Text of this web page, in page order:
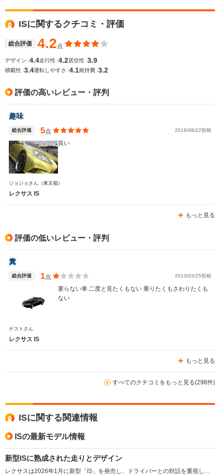
ISに関するクチコミ・評価
総合評価 4.2 点
デザイン :4.4走行性 :4.2居住性 :3.9
積載性 :3.4運転しやすさ :4.1維持費 :3.2
評価の高いレビュー・評判
趣味
総合評価 5点 2019/08/22投稿
良い
ジョジョさん （東京都）
レクサス IS
もっと見る
評価の低いレビュー・評判
糞
総合評価 1点 2013/03/25投稿
要らない車 二度と見たくもない 乗りたくもさわりたくも
ない
ゲストさん
レクサス IS
もっと見る
すべてのクチコミをもっと見る(298件)
ISに関する関連情報
ISの最新モデル情報
新型ISに熟成された走りとデザイン
レクサスは2026年1月に新型「IS」を発売し、ドライバーとの対話を重視した気持ちの良い走行性能を追求した。新型では、電動パワーステアリングが刷新され、よりリニアな操舵フィールが実現された。エクステリアデザインは低重心でワイドなスタンスを強調し、力強い印象を与える新たなフロントフェイスが採用された。内装では、センターディスプレイと液晶メーターが12.3インチに大型化され、視認性と操作性が向上。特別仕様車“Fスポーツ モード ブラックV”も新たに設定され、スポーティさを強調する仕立てとなっている。先進安全技術「Lexus Safety System +」も進化し、より安全な運転をサポートする装備が充実した。（2026.1）